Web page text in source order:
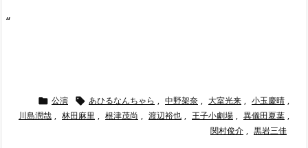
“
 公演  あひるなんちゃら , 中野架奈 , 大室光来 , 小玉慶晴 ,
川島潤哉 , 林田麻里 , 根津茂尚 , 渡辺裕也 , 王子小劇場 , 異儀田夏葉 ,
関村俊介 , 黒岩三佳